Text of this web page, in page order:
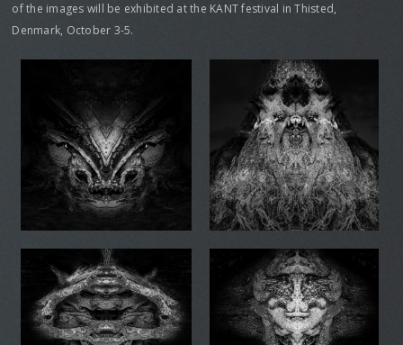
of the images will be exhibited at the KANT festival in Thisted,
Denmark, October 3-5.